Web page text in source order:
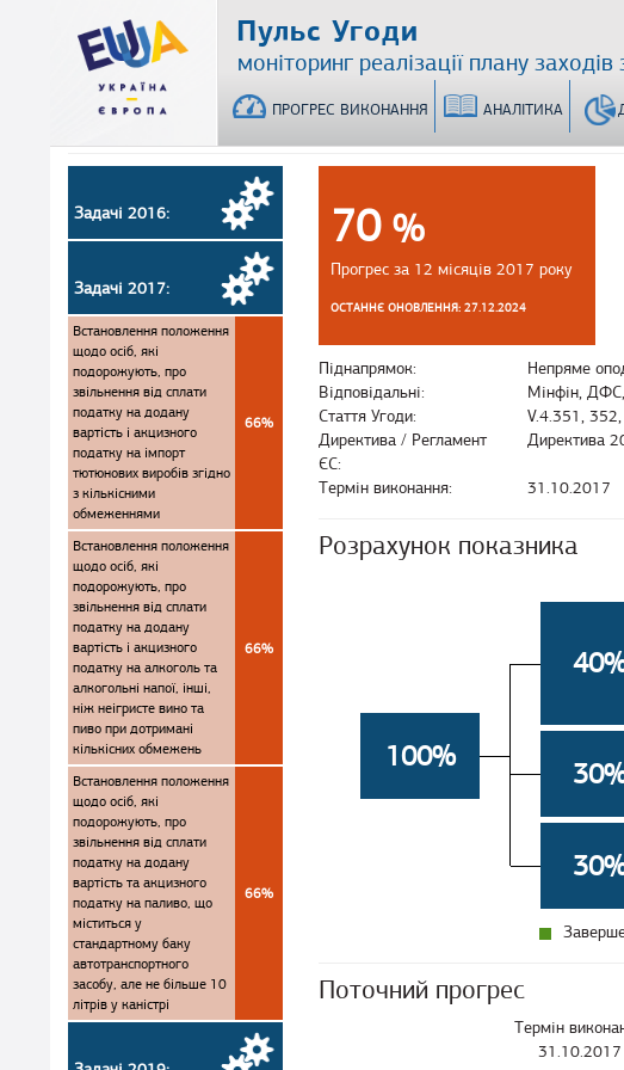
Пульс Угоди
моніторинг реалізації плану
ПРОГРЕС ВИКОНАННЯ АНАЛІТИКА
70 %
Прогрес за 12 місяців 2017 року
ОСТАННЄ ОНОВЛЕННЯ: 27.12.2024
Піднапрямок:
Непряме
Відповідальні:
Мінфін,
Стаття Угоди:
V.4.351,
Директива / Регламент
ЄС:
Директива
Термін виконання: 31.10.2017
Розрахунок показника
100%
Поточний прогрес
Термін
31.10.2017
Задачі 2016:
Задачі 2017:
Встановлення положення
щодо осіб, які
подорожують, про
звільнення від сплати
податку на додану
вартість і акцизного
податку на імпорт
тютюнових виробів згідно
з кількісними
обмеженнями
66%
Встановлення положення
щодо осіб, які
подорожують, про
звільнення від сплати
податку на додану
вартість і акцизного
податку на алкоголь та
алкогольні напої, інші,
ніж неігристе вино та
пиво при дотримані
кількісних обмежень
66%
Встановлення положення
щодо осіб, які
подорожують, про
звільнення від сплати
податку на додану
вартість та акцизного
податку на паливо, що
міститься у
стандартному баку
автотранспортного
засобу, але не більше 10
літрів у каністрі
66%